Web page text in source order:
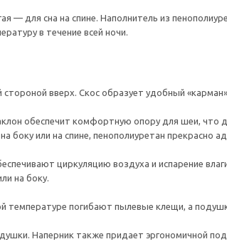
— для сна на спине. Наполнитель из
в течение всей ночи.
вверх. Скос образует удобный
обеспечит комфортную опору для шеи, что
или на спине, пенополиуретан прекрасно
циркуляцию воздуха и испарение
на боку.
температуре погибают пылевые клещи, а
Наперник также придает эргономичной